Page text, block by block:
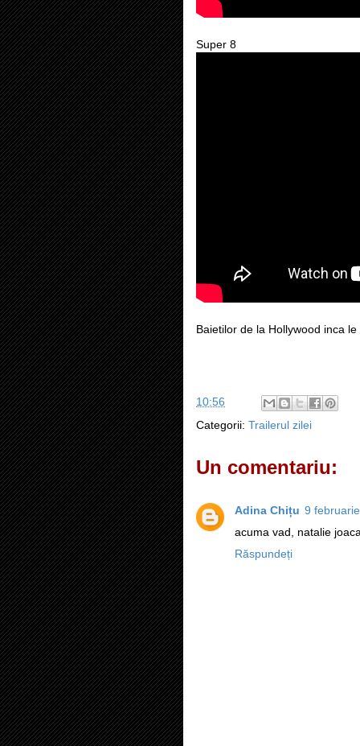
Super 8
Baietilor de la Hollywood inca
10:56
Categorii: Trailerul zilei
Un comentariu:
Adina Chițu 9
acuma vad, natalie
Răspundeți